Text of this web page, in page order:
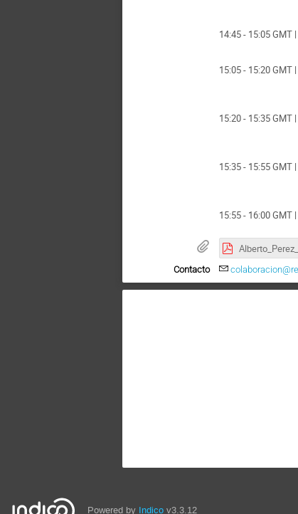
14:45 - 15:05 GMT |
15:05 - 15:20 GMT |
15:20 - 15:35 GMT |
15:35 - 15:55 GMT |
15:55 - 16:00 GMT |
Contacto
Powered by Indico v3.3.12